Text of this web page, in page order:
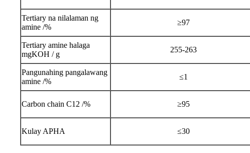
Tertiary na nilalaman ng
amine /%
≥97
Tertiary amine halaga
mgKOH / g
255-263
Pangunahing pangalawang
amine /%
≤1
Carbon chain C12 /% ≥95
Kulay APHA ≤30